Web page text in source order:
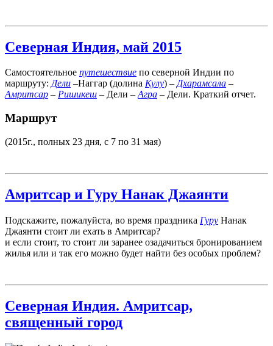
Северная Индия, май 2015
Самостоятельное путешествие по северной Индии по
маршруту:Дели –Наггар (долина Кулу) –Дхарамсала –
Амритсар – Ришикеш – Дели –Агра – Дели. Краткий отчет.
Маршрут
(2015г., полных 23 дня, с 7 по 31 мая)
Амритсар и Гуру Нанак Джаянти
Подскажите, пожалуйста, во время праздника Гуру Нанак
Джаянти стоит ли ехать в Амритсар?
и если стоит, то стоит ли заранее озадачиться бронированием
жилья или и так его можно будет найти без особых проблем?
Северная Индия. Амритсар,
священный город